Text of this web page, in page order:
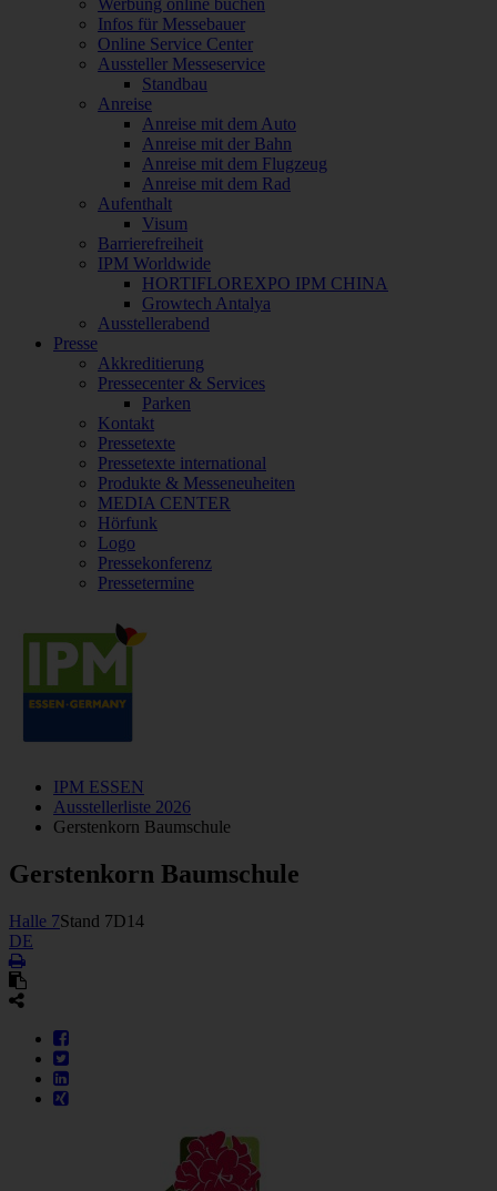
Werbung online buchen
Infos für Messebauer
Online Service Center
Aussteller Messeservice
Standbau
Anreise
Anreise mit dem Auto
Anreise mit der Bahn
Anreise mit dem Flugzeug
Anreise mit dem Rad
Aufenthalt
Visum
Barrierefreiheit
IPM Worldwide
HORTIFLOREXPO IPM CHINA
Growtech Antalya
Ausstellerabend
Presse
Akkreditierung
Pressecenter & Services
Parken
Kontakt
Pressetexte
Pressetexte international
Produkte & Messeneuheiten
MEDIA CENTER
Hörfunk
Logo
Pressekonferenz
Pressetermine
IPM ESSEN
Ausstellerliste 2026
Gerstenkorn Baumschule
Gerstenkorn Baumschule
Halle 7Stand 7D14
DE